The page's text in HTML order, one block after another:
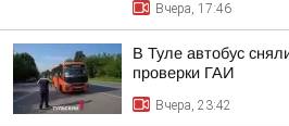
Вчера, 17:46
В Туле автобус
проверки ГАИ
Вчера, 23:42